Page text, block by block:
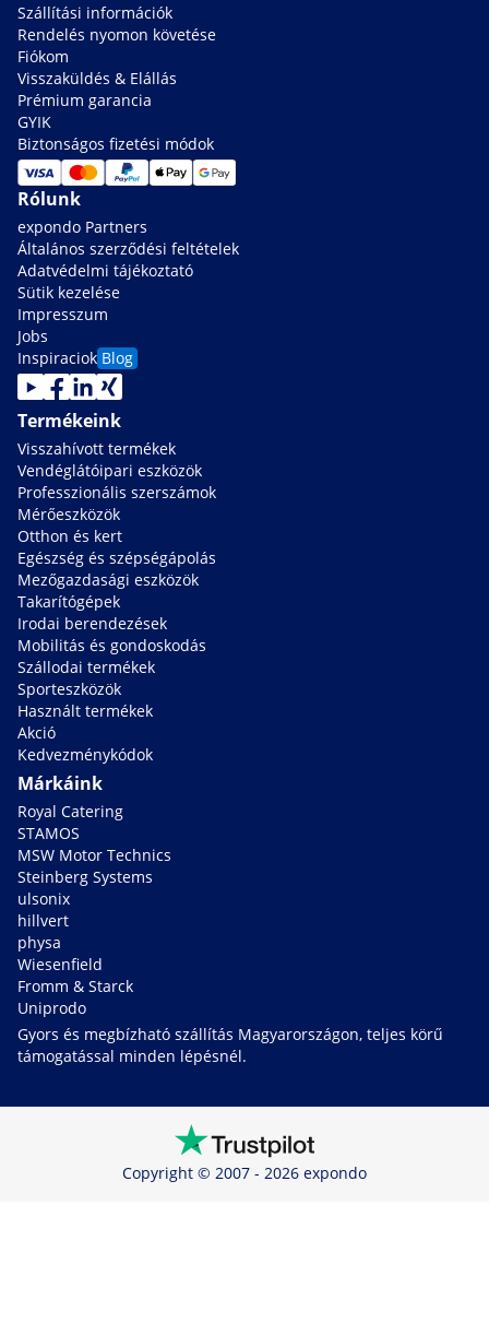
Szállítási információk
Rendelés nyomon követése
Fiókom
Visszaküldés & Elállás
Prémium garancia
GYIK
Biztonságos fizetési módok
Rólunk
expondo Partners
Általános szerződési feltételek
Adatvédelmi tájékoztató
Sütik kezelése
Impresszum
Jobs
Inspiraciok Blog
Termékeink
Visszahívott termékek
Vendéglátóipari eszközök
Professzionális szerszámok
Mérőeszközök
Otthon és kert
Egészség és szépségápolás
Mezőgazdasági eszközök
Takarítógépek
Irodai berendezések
Mobilitás és gondoskodás
Szállodai termékek
Sporteszközök
Használt termékek
Akció
Kedvezménykódok
Márkáink
Royal Catering
STAMOS
MSW Motor Technics
Steinberg Systems
ulsonix
hillvert
physa
Wiesenfield
Fromm & Starck
Uniprodo
Gyors és megbízható szállítás Magyarországon, teljes körű
támogatással minden lépésnél.
Copyright © 2007 - 2026 expondo